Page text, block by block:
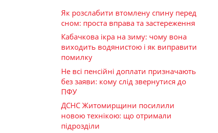
Як розслабити втомлену спину перед
сном: проста вправа та застереження
Кабачкова ікра на зиму: чому вона
виходить водянистою і як виправити
помилку
Не всі пенсійні доплати призначають
без заяви: кому слід звернутися до
ПФУ
ДСНС Житомирщини посилили
новою технікою: що отримали
підрозділи